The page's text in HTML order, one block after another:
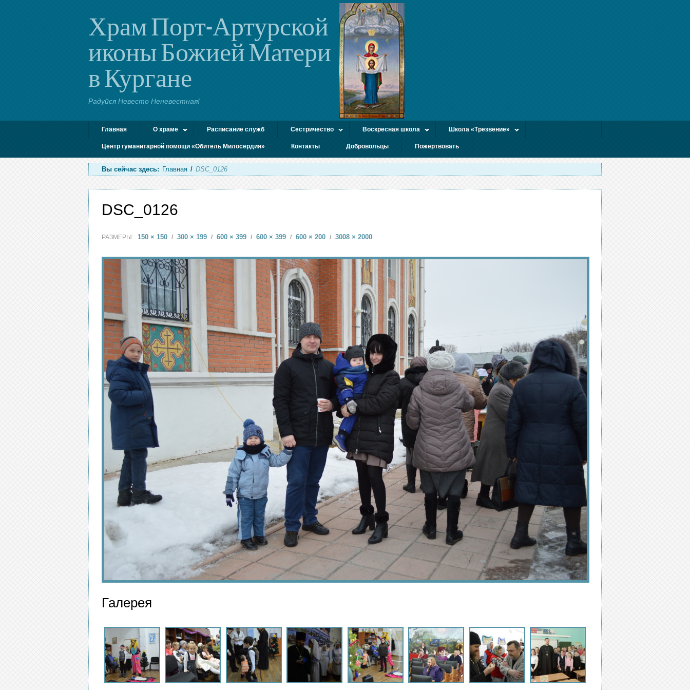
Храм Порт-Артурской
иконы Божией Матери
в Кургане
Радуйся Невесто Неневестная!
Главная О храме Расписание служб Сестричество Воскресная школа Школа «Трезвение»
Центр гуманитарной помощи «Обитель Милосердия» Контакты Добровольцы Пожертвовать
Вы сейчас здесь: Главная / DSC_0126
DSC_0126
РАЗМЕРЫ: 150 × 150 / 300 × 199 / 600 × 399 / 600 × 399 / 600 × 200 / 3008 × 2000
Галерея